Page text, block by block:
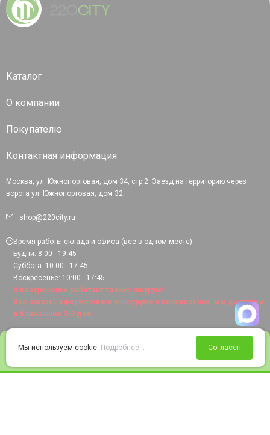
Войти Избранное Корзина
Каталог
О компании
Покупателю
Контактная информация
Москва, ул. Южнопортовая, дом 34, стр.2. Заезд на территорию через
ворота ул. Южнопортовая, дом 32.
shop@220city.ru
Время работы склада и офиса (всё в одном месте):
Будни: 8:00 - 19:45
Суббота: 10:00 - 17:45
Воскресенье: 10:00 - 17:45.
В воскресенье работает только шоурум!
Все заказы, оформленные в шоуруме в воскресенье, мы доставим
в ближайшие 2-3 дня.
Мы используем cookie. Подробнее... Согласен